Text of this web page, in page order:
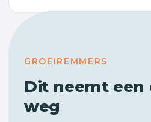
GROEIREMMERS
Dit neemt een
weg